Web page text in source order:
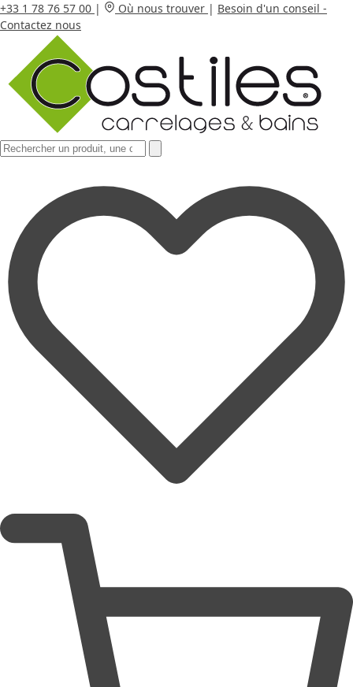
+33 1 78 76 57 00 | Où nous trouver | Besoin d'un conseil -
Contactez nous